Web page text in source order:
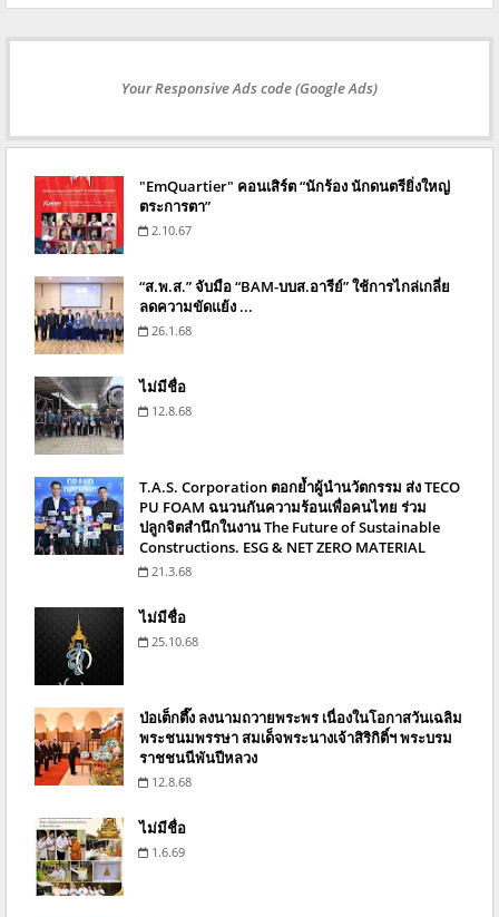
Your Responsive Ads code (Google Ads)
"EmQuartier" คอนเสิร์ต “นักร้อง นักดนตรียิ่งใหญ่
ตระการตา”
2.10.67
“ส.พ.ส.” จับมือ “BAM-บบส.อารีย์” ใช้การไกล่เกลี่ย
ลดความขัดแย้ง ...
26.1.68
ไม่มีชื่อ
12.8.68
T.A.S. Corporation ตอกย้ำผู้นำนวัตกรรม ส่ง TECO
PU FOAM ฉนวนกันความร้อนเพื่อคนไทย ร่วม
ปลูกจิตสำนึกในงาน The Future of Sustainable
Constructions. ESG & NET ZERO MATERIAL
21.3.68
ไม่มีชื่อ
25.10.68
ป่อเต็กตึ๊ง ลงนามถวายพระพร เนื่องในโอกาสวันเฉลิม
พระชนมพรรษา สมเด็จพระนางเจ้าสิริกิติ์ฯ พระบรม
ราชชนนีพันปีหลวง
12.8.68
ไม่มีชื่อ
1.6.69